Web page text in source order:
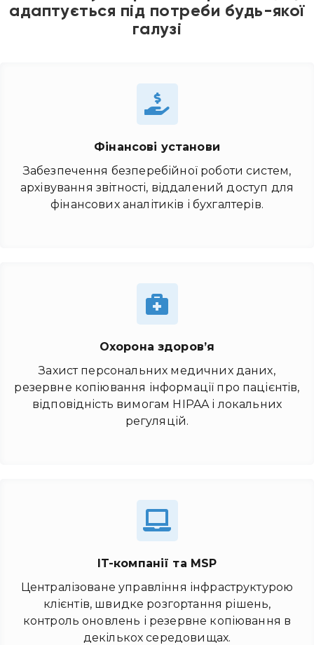
адаптується під потреби будь-якої
галузі
Фінансові установи
Забезпечення безперебійної роботи систем,
архівування звітності, віддалений доступ для
фінансових аналітиків і бухгалтерів.
Охорона здоров’я
Захист персональних медичних даних,
резервне копіювання інформації про пацієнтів,
відповідність вимогам HIPAA і локальних
регуляцій.
IT-компанії та MSP
Централізоване управління інфраструктурою
клієнтів, швидке розгортання рішень,
контроль оновлень і резервне копіювання в
декількох середовищах.